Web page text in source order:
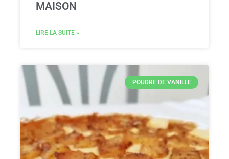
MAISON
LIRE LA SUITE »
POUDRE DE VANILLE